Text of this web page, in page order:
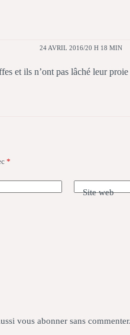
24 AVRIL 2016/20 H 18 MIN
et ils n’ont pas lâché leur
*
Site web
vous abonner sans commenter.